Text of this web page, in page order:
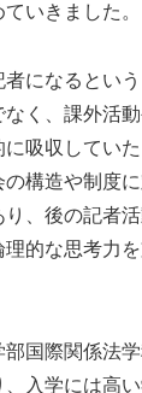
いきました。
になるとい
く、課外活
吸収してい
構造や制度
り、後の記者
理的な思考力
国際関係法
、入学には高